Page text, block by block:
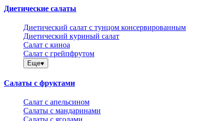
Диетические салаты
Диетический салат с тунцом консервированным
Диетический куриный салат
Салат с киноа
Салат с грейпфрутом
Еще
Салаты с фруктами
Салат с апельсином
Салаты с мандаринами
Салаты с ягодами